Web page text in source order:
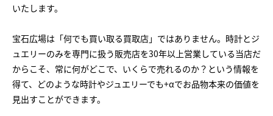
いたします。
宝石広場は「何でも買い取る買取店」ではありません。時計とジ
ュエリーのみを専門に扱う販売店を30年以上営業している当店だ
からこそ、常に何がどこで、いくらで売れるのか？という情報を
得て、どのような時計やジュエリーでも+αでお品物本来の価値を
見出すことができます。